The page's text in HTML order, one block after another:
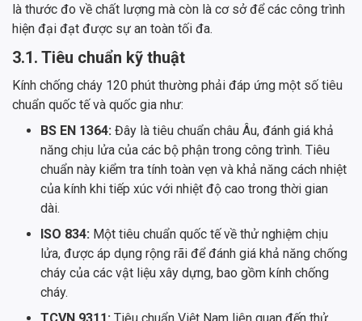
là thước đo về chất lượng mà còn là cơ sở để các công trình
hiện đại đạt được sự an toàn tối đa.
3.1. Tiêu chuẩn kỹ thuật
Kính chống cháy 120 phút thường phải đáp ứng một số tiêu
chuẩn quốc tế và quốc gia như:
BS EN 1364: Đây là tiêu chuẩn châu Âu, đánh giá khả
năng chịu lửa của các bộ phận trong công trình. Tiêu
chuẩn này kiểm tra tính toàn vẹn và khả năng cách nhiệt
của kính khi tiếp xúc với nhiệt độ cao trong thời gian
dài.
ISO 834: Một tiêu chuẩn quốc tế về thử nghiệm chịu
lửa, được áp dụng rộng rãi để đánh giá khả năng chống
cháy của các vật liệu xây dựng, bao gồm kính chống
cháy.
TCVN 9311: Tiêu chuẩn Việt Nam liên quan đến thử